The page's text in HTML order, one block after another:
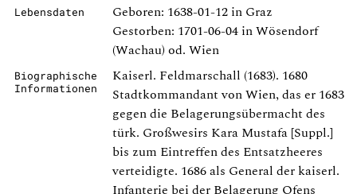
Lebensdaten
Geboren: 1638-01-12 in Graz
Gestorben: 1701-06-04 in Wösendorf
(Wachau) od. Wien
Biographische
Informationen
Kaiserl. Feldmarschall (1683). 1680
Stadtkommandant von Wien, das er 1683
gegen die Belagerungsübermacht des
türk. Großwesirs Kara Mustafa [Suppl.]
bis zum Eintreffen des Entsatzheeres
verteidigte. 1686 als General der kaiserl.